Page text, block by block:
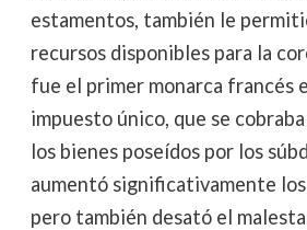
estamentos, también le
recursos disponibles para la
fue el primer monarca francés
impuesto único, que se
los bienes poseídos por los
aumentó significativamente
pero también desató el